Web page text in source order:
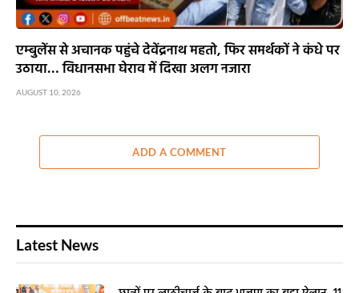
एम्बुलेंस से अचानक पहुंचे देवेंद्रनाथ महतो, फिर समर्थकों ने कंधे पर
उठाया… विधानसभा घेराव में दिखा अलग नजारा
AUGUST 10, 2026
ADD A COMMENT
Latest News